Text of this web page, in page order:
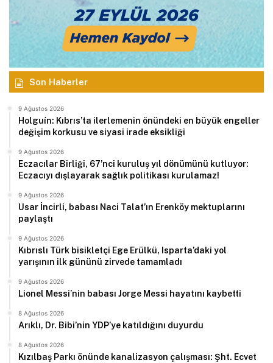
Son Haberler
9 Ağustos 2026
Holguín: Kıbrıs’ta ilerlemenin önündeki en büyük engeller
değişim korkusu ve siyasi irade eksikliği
9 Ağustos 2026
Eczacılar Birliği, 67’nci kuruluş yıl dönümünü kutluyor:
Eczacıyı dışlayarak sağlık politikası kurulamaz!
9 Ağustos 2026
Usar İncirli, babası Naci Talat’ın Erenköy mektuplarını
paylaştı
9 Ağustos 2026
Kıbrıslı Türk bisikletçi Ege Erülkü, Isparta’daki yol
yarışının ilk gününü zirvede tamamladı
9 Ağustos 2026
Lionel Messi’nin babası Jorge Messi hayatını kaybetti
8 Ağustos 2026
Arıklı, Dr. Bibi’nin YDP’ye katıldığını duyurdu
8 Ağustos 2026
Kızılbaş Parkı önünde kanalizasyon çalışması: Şht. Ecvet